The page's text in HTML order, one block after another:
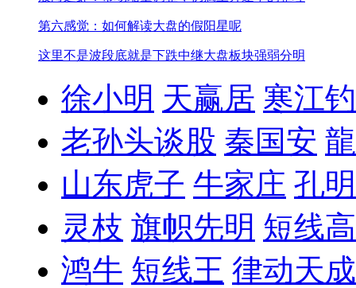
第六感觉：如何解读大盘的假阳星呢
这里不是波段底就是下跌中继大盘板块强弱分明
徐小明 天赢居 寒江
老孙头谈股 秦国安
山东虎子 牛家庄 孔
灵枝 旗帜先明 短线
鸿牛 短线王 律动天成